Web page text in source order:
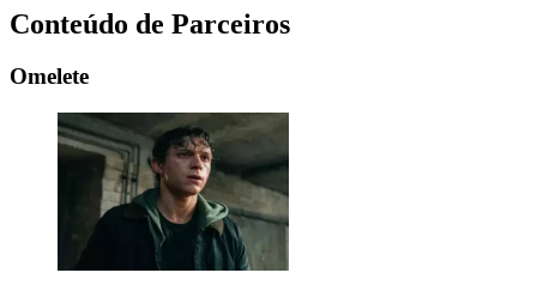
Conteúdo de Parceiros
Omelete